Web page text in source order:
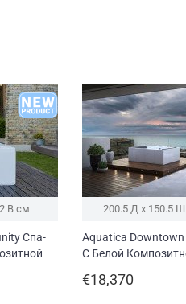
В см
Спа-
200.5 Д x 150.5
Aquatica
С Белой
€18,370